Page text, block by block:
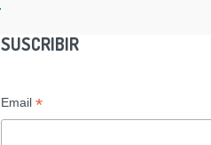
SUSCRIBIR
Email *